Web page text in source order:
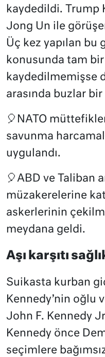
kaydedildi. Trump
Jong Un ile
Üç kez yapılan bu
konusunda tam
kaydedilmemişse
arasında buzlar
🎈NATO
savunma
uygulandı.
🎈ABD ve Taliban
müzakerelerine
askerlerinin
meydana geldi.
Aşı karşıtı
Suikasta kurban
Kennedy’nin oğlu
John F. Kennedy
Kennedy önce
seçimlere